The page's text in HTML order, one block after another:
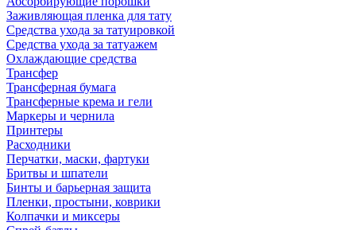
Заживляющая пленка для тату
Средства ухода за татуировкой
Средства ухода за татуажем
Охлаждающие средства
Трансфер
Трансферная бумага
Трансферные крема и гели
Маркеры и чернила
Принтеры
Расходники
Перчатки, маски, фартуки
Бритвы и шпатели
Бинты и барьерная защита
Пленки, простыни, коврики
Колпачки и миксеры